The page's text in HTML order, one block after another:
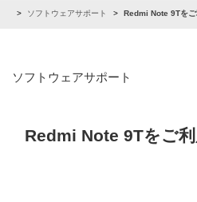
ソフトウェアサポート Redmi Note 9Tをご
ソフトウェアサポート
Redmi Note 9Tをご